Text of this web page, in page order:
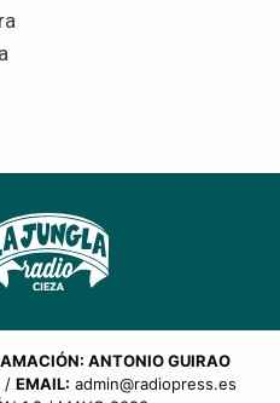
ANTONIO GUIRAO
/ EMAIL: admin@radiopress.es